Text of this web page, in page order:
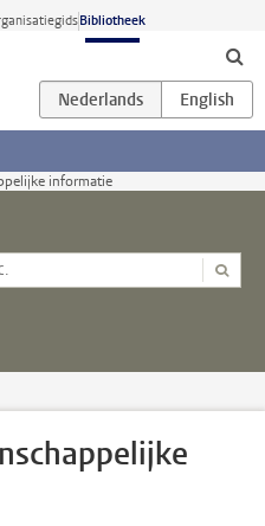
Bibliotheek
informatie